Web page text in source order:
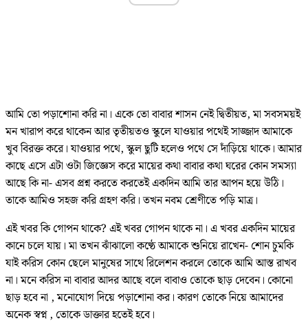
আমি তো পড়াশোনা করি না। একে তো বাবার শাসন নেই দ্বিতীয়ত, মা সবসময়ই
মন খারাপ করে থাকেন আর তৃতীয়তও স্কুলে যাওয়ার পথেই সাজ্জাদ আমাকে
খুব বিরক্ত করে। যাওয়ার পথে, স্কুল ছুটি হলেও পথে সে দাঁড়িয়ে থাকে। আমার
কাছে এসে এটা ওটা জিজ্ঞেস করে মায়ের কথা বাবার কথা ঘরের কোন সমস্যা
আছে কি না- এসব প্রশ্ন করতে করতেই একদিন আমি তার আপন হয়ে উঠি।
তাকে আমিও সহজ করি গ্রহণ করি। তখন নবম শ্রেণীতে পড়ি মাত্র।
এই খবর কি গোপন থাকে? এই খবর গোপন থাকে না। এ খবর একদিন মায়ের
কানে চলে যায়। মা তখন ঝাঁঝালো কণ্ঠে আমাকে শুনিয়ে রাখেন- শোন চুমকি
যাই করিস কোন ছেলে মানুষের সাথে রিলেশন করলে তোকে আমি আস্ত রাখব
না। মনে করিস না বাবার আদর আছে বলে বাবাও তোকে ছাড় দেবেন। কোনো
ছাড় হবে না , মনোযোগ দিয়ে পড়াশোনা কর। কারণ তোকে নিয়ে আমাদের
অনেক স্বপ্ন , তোকে ডাক্তার হতেই হবে।